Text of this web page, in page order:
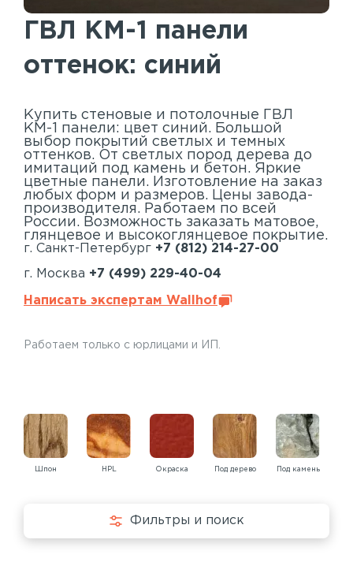
Реечный потолок
Индивидуальные решения
ГВЛ КМ-1 панели
оттенок: синий
Купить стеновые и потолочные ГВЛ
КМ-1 панели: цвет синий. Большой
выбор покрытий светлых и темных
оттенков. От светлых пород дерева до
имитаций под камень и бетон. Яркие
цветные панели. Изготовление на заказ
любых форм и размеров. Цены завода-
производителя. Работаем по всей
России. Возможность заказать матовое,
глянцевое и высокоглянцевое покрытие.
г. Санкт-Петербург +7 (812) 214-27-00
г. Москва +7 (499) 229-40-04
Написать экспертам Wallhof
Работаем только с юрлицами и ИП.
Шпон HPL Окраска Под дерево Под камень
Фильтры и поиск